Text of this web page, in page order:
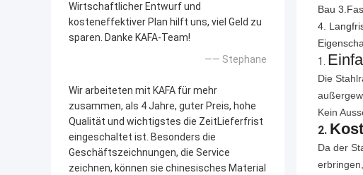
Wirtschaftlicher Entwurf und
kosteneffektiver Plan hilft uns, viel Geld zu
sparen. Danke KAFA-Team!
—— Stephane
Wir arbeiteten mit KAFA für mehr
zusammen, als 4 Jahre, guter Preis, hohe
Qualität und wichtigstes die ZeitLieferfrist
eingeschaltet ist. Besonders die
Geschäftszeichnungen, die Service
zeichnen, können sie chinesisches Material
Bau
4.
1.
Die
Kein
2.
Da der